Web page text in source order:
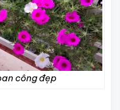
công đẹp